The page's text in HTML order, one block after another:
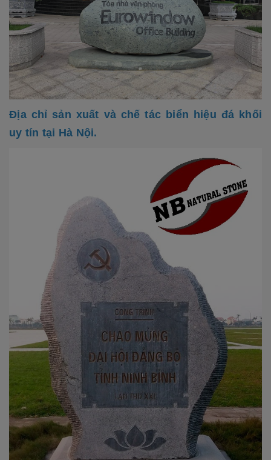
Địa chỉ sản xuất và chế tác biển hiệu đá khối
uy tín tại Hà Nội.